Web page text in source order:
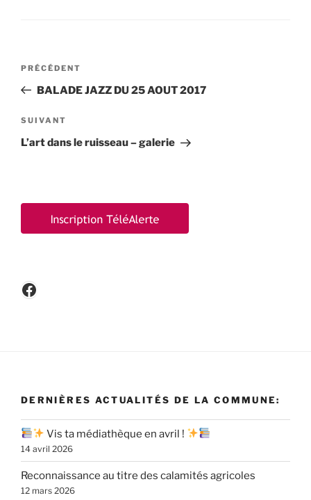
Navigation
l’article
Article
précédent
PRÉCÉDENT
BALADE JAZZ DU 25 AOUT 2017
Article
suivant
SUIVANT
L’art dans le ruisseau – galerie
Facebook
DERNIÈRES ACTUALITÉS DE LA COMMUNE:
Vis ta médiathèque en avril !
14 avril 2026
Reconnaissance au titre des calamités agricoles
12 mars 2026